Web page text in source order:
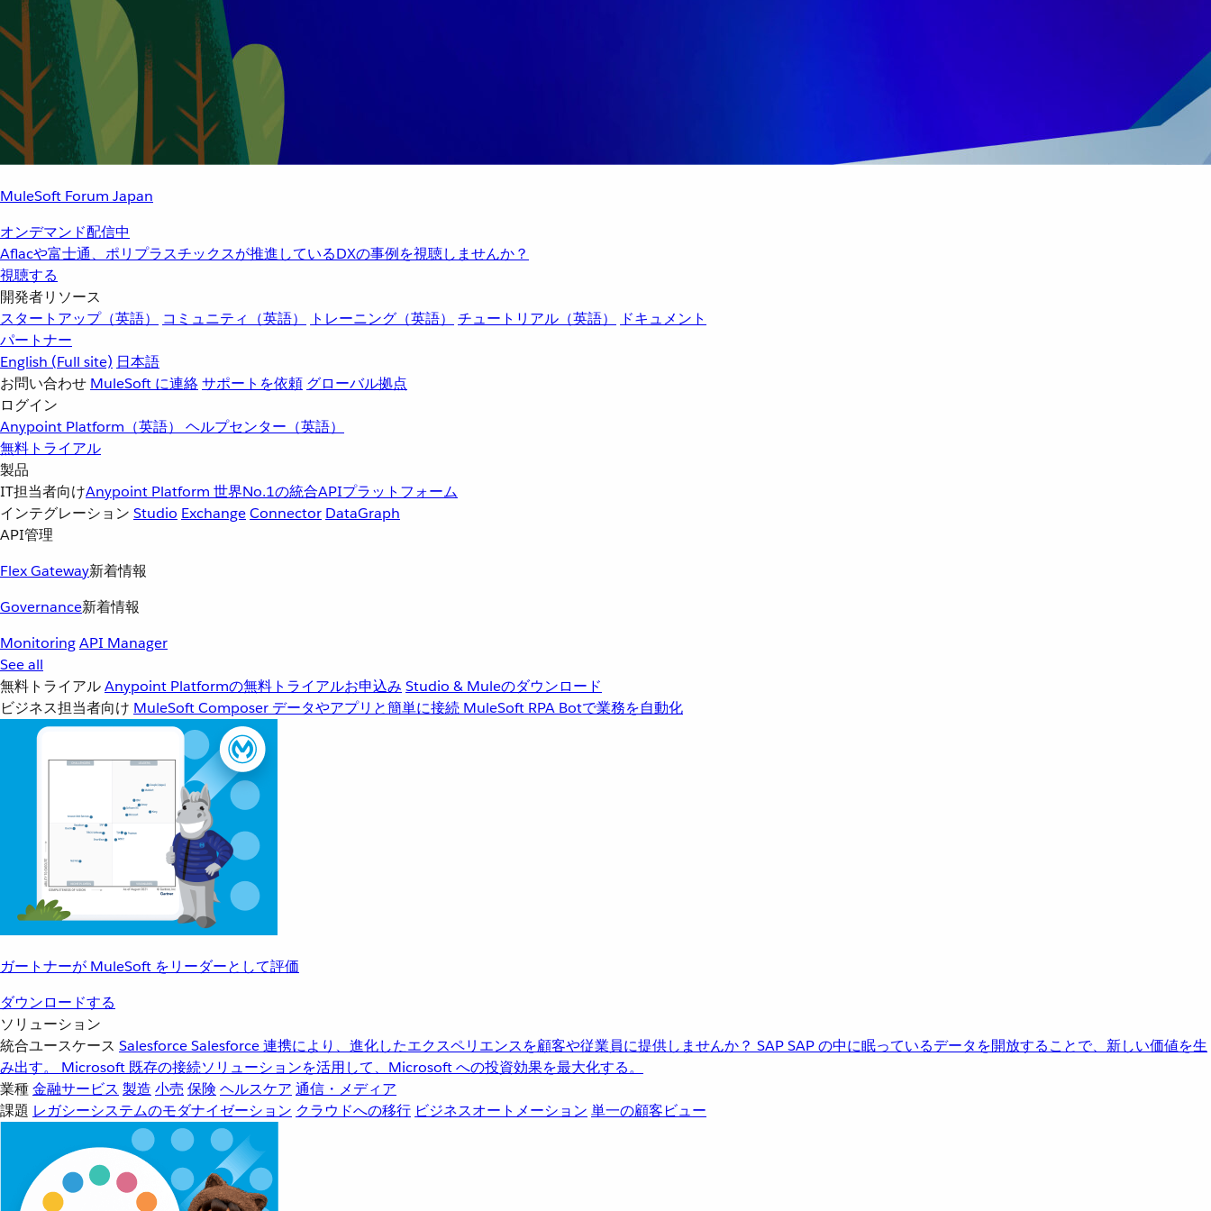
MuleSoft Forum Japan
オンデマンド配信中
Aflacや富士通、ポリプラスチックスが推進しているDXの事例を視聴しませんか？
視聴する
開発者リソース
スタートアップ（英語）
コミュニティ（英語） トレーニング（英語） チュートリアル（英語）
ドキュメント
パートナー
English (Full site) 日本語
お問い合わせ MuleSoft に連絡サポートを依頼 グローバル拠点
ログイン
Anypoint Platform（英語） ヘルプセンター（英語）
無料トライアル
製品
IT担当者向けAnypoint Platform 世界No.1の統合APIプラットフォーム
インテグレーション Studio ExchangeConnector DataGraph
API管理
Flex Gateway新着情報
Governance新着情報
MonitoringAPI Manager
See all
無料トライアルAnypoint Platformの無料トライアルお申込み Studio & Muleのダウンロード
ビジネス担当者向け MuleSoft Composer データやアプリと簡単に接続 MuleSoft RPA Botで業務を自動化
ガートナーが MuleSoft をリーダーとして評価
ダウンロードする
ソリューション
統合ユースケース SalesforceSalesforce 連携により、進化したエクスペリエンスを顧客や従業員に提供しませんか？ SAPSAP の中に眠っているデータを開放することで、新しい価値を生
み出す。
Microsoft 既存の接続ソリューションを活用して、Microsoft への投資効果を最大化する。
業種金融サービス 製造 小売 保険 ヘルスケア 通信・メディア
課題 レガシーシステムのモダナイゼーション クラウドへの移行 ビジネスオートメーション 単一の顧客ビュー